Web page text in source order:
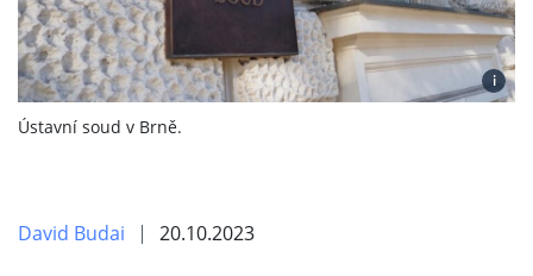
i
Ústavní soud v Brně.
David Budai 20.10.2023